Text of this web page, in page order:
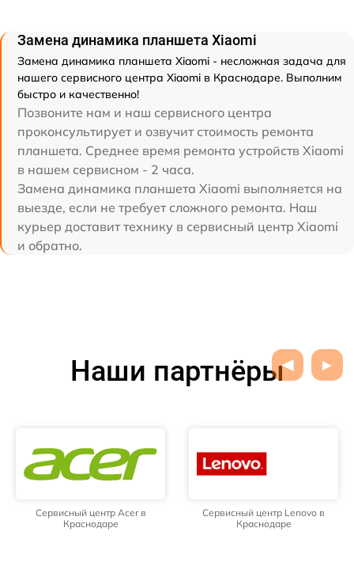
Замена динамика планшета Xiaomi
Замена динамика планшета Xiaomi - несложная задача для
нашего сервисного центра Xiaomi в Краснодаре. Выполним
быстро и качественно!
Позвоните нам и наш сервисного центра
проконсультирует и озвучит стоимость ремонта
планшета. Среднее время ремонта устройств Xiaomi
в нашем сервисном - 2 часа.
Замена динамика планшета Xiaomi выполняется на
выезде, если не требует сложного ремонта. Наш
курьер доставит технику в сервисный центр Xiaomi
и обратно.
Наши партнёры
Сервисный центр Acer в
Краснодаре
Сервисный центр Lenovo в
Краснодаре